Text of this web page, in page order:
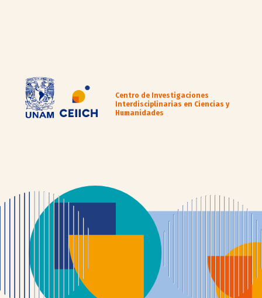
Centro de Investigaciones
Interdisciplinarias en Ciencias y
Humanidades